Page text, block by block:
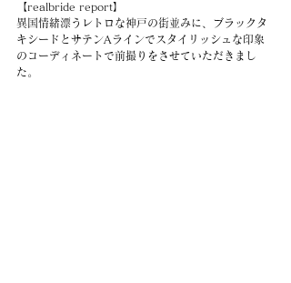
【realbride report】
異国情緒漂うレトロな神戸の街並みに、ブラックタ
キシードとサテンAラインでスタイリッシュな印象
のコーディネートで前撮りをさせていただきまし
た。